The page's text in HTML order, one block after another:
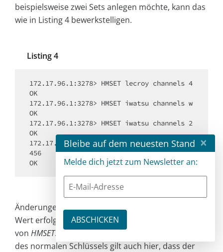
beispielsweise zwei Sets anlegen möchte, kann das
wie in Listing 4 bewerkstelligen.
Listing 4
172.17.96.1:3278> HMSET lecroy channels 4
OK
172.17.96.1:3278> HMSET iwatsu channels w
OK
172.17.96.1:3278> HMSET iwatsu channels 2
OK
172.17.96.1:3278> HMSET iwatsu serial 123
456
Änderungen am bereits im DBMS befindlichen
Wert erfolgen dabei durch mehrfaches Aufrufen
von HMSET. Wie im weiter oben besprochenen Fall
des normalen Schlüssels gilt auch hier, dass der
Bleibe auf dem neuesten Stand ×
Melde dich jetzt zum Newsletter an: